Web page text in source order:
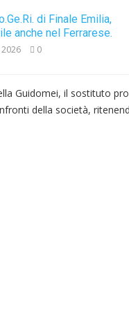
di Finale Emilia,
anche nel Ferrarese.
0
Guidomei, il sostituto
della società,